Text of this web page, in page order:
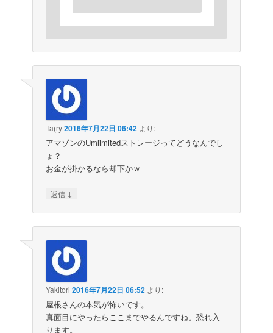
Ta(ry2016年7月22日 06:42 より:
アマゾンのUmlimitedストレージってどうなんでし
ょ？
お金が掛かるなら却下かｗ
返信 ↓
Yakitori 2016年7月22日 06:52 より:
屋根さんの本気が怖いです。
真面目にやったらここまでやるんですね。恐れ入
ります。